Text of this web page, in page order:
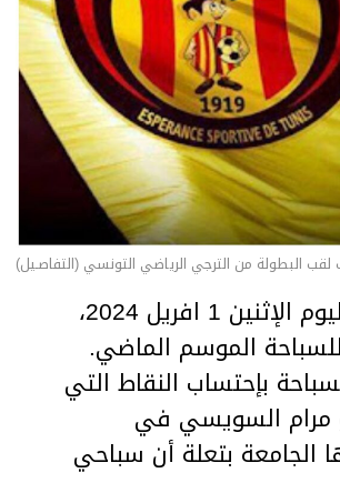
البطولة من الترجي الرياضي التونسي (التفاصـيل)
قررت الهيئة الوطنية للتحكيم الرياضي “الكناس” أمس اليوم الإثنين 1 افريل 2024،
الموسم الماضي.
بإحتساب النقاط التي
مرام السويسي في
بتعلة أن سباحي